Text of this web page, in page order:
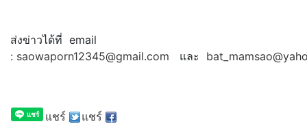
ส่งข่าวได้ที่ email
: saowaporn12345@gmail.com และ
แชร์ แชร์